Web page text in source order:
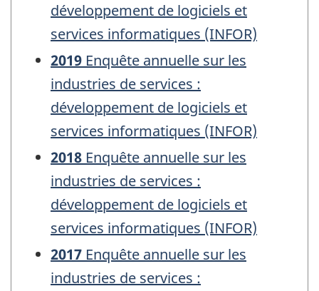
développement de logiciels et
services informatiques (INFOR)
2019 Enquête annuelle sur les
industries de services :
développement de logiciels et
services informatiques (INFOR)
2018 Enquête annuelle sur les
industries de services :
développement de logiciels et
services informatiques (INFOR)
2017 Enquête annuelle sur les
industries de services :